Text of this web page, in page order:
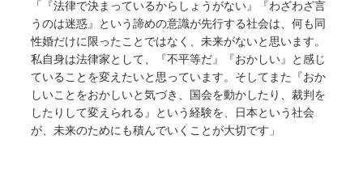
「『法律で決まっているからしょうがない』『わざわざ言
うのは迷惑』という諦めの意識が先行する社会は、何も同
性婚だけに限ったことではなく、未来がないと思います。
私自身は法律家として、『不平等だ』『おかしい』と感じ
ていることを変えたいと思っています。そしてまた『おか
しいことをおかしいと気づき、国会を動かしたり、裁判を
したりして変えられる』という経験を、日本という社会
が、未来のためにも積んでいくことが大切です」